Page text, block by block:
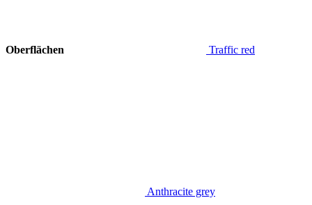
Oberflächen Traffic red
Anthracite grey